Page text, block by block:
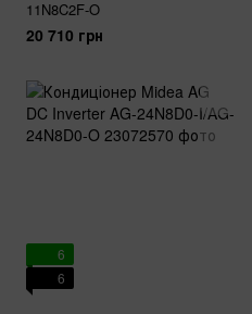
11N8C2F-O
20 710 грн
6
6